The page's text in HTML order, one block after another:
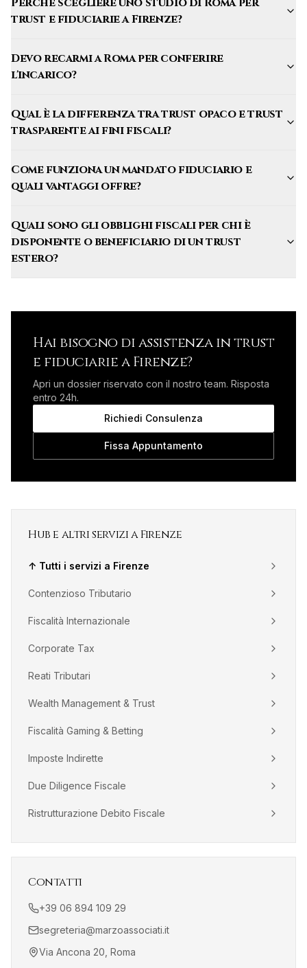
trust e fiduciarie a Firenze?
Devo recarmi a Roma per conferire
l'incarico?
Qual è la differenza tra trust opaco e trust
trasparente ai fini fiscali?
Come funziona un mandato fiduciario e
quali vantaggi offre?
Quali sono gli obblighi fiscali per chi è
disponente o beneficiario di un trust
estero?
Hai bisogno di assistenza intrust
e fiduciarieaFirenze?
Apri un dossier riservato con il nostro team. Risposta
entro 24h.
Richiedi Consulenza
Fissa Appuntamento
Hub e altri servizi aFirenze
↑ Tutti i servizi a Firenze
Contenzioso Tributario
Fiscalità Internazionale
Corporate Tax
Reati Tributari
Wealth Management & Trust
Fiscalità Gaming & Betting
Imposte Indirette
Due Diligence Fiscale
Ristrutturazione Debito Fiscale
Contatti
+39 06 894 109 29
segreteria@marzoassociati.it
Via Ancona 20, Roma